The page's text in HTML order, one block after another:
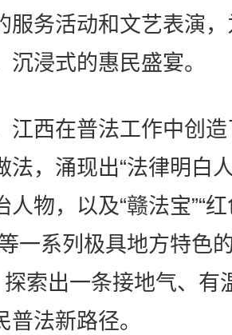
服务活动和文艺表演
沉浸式的惠民盛宴。
西在普法工作中创造
法，涌现出“法律明白
人物，以及“赣法宝”“
一系列极具地方特色
探索出一条接地气、有
法新路径。